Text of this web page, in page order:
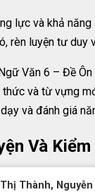
lực và khả
rèn luyện tư
Văn 6 – Đề
và từ vựng
và đánh giá
Và
Thành,